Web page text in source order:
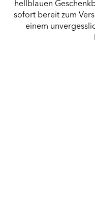
hellblauen
sofort bereit zum
einem